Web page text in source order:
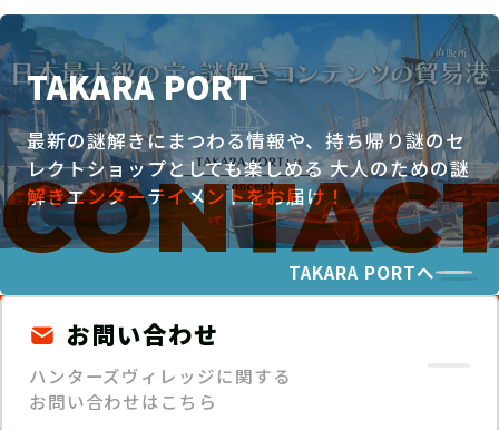
TAKARA PORT
最新の謎解きにまつわる情報や、持ち帰り謎のセ
レクトショップとしても楽しめる大人のための謎
解きエンターテイメントをお届け！
TAKARA PORTへ
お問い合わせ
ハンターズヴィレッジに関する
お問い合わせはこちら